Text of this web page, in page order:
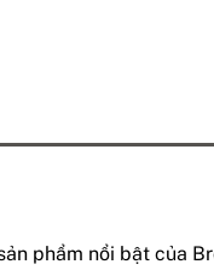
phẩm nổi bật của